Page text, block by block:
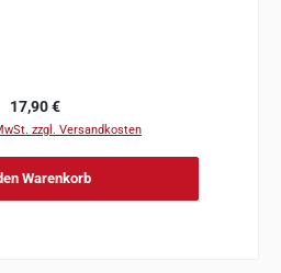
Regulärer Preis:
17,90 €
zzgl. Versandkosten
Warenkorb